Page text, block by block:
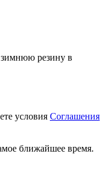
зимнюю резину в
условия Соглашения
ближайшее время.